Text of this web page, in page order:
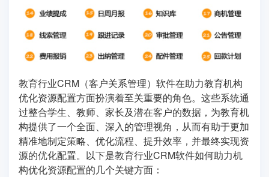
教育行业CRM（客户关系管理）软件在助力教育机构
优化资源配置方面扮演着至关重要的角色。这些系统通
过整合学生、教师、家长及潜在客户的数据，为教育机
构提供了一个全面、深入的管理视角，从而有助于更加
精准地制定策略、优化流程、提升效率，并最终实现资
源的优化配置。以下是教育行业CRM软件如何助力机
构优化资源配置的几个关键方面：